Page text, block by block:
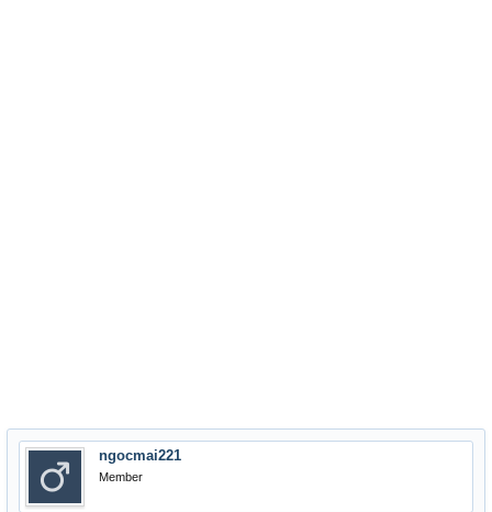
ngocmai221
Member